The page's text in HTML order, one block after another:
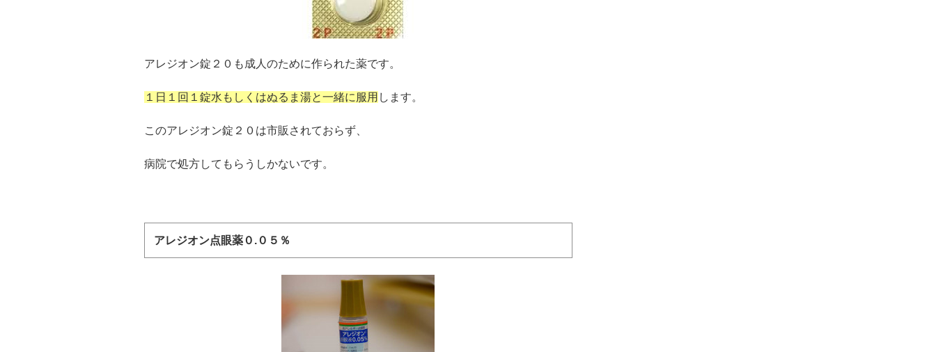
アレジオン錠２０も成人のために作られた薬です。
１日１回１錠水もしくはぬるま湯と一緒に服用 します。
このアレジオン錠２０は市販されておらず、
病院で処方してもらうしかないです。
アレジオン点眼薬０.０５％